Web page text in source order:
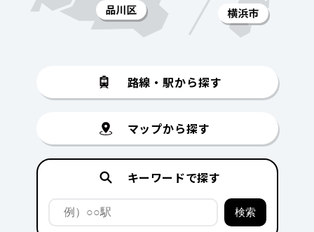
路線・駅から探す
マップから探す
キーワードで探す